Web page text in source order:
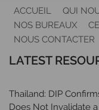
ACCUEIL QUI
NOS BUREAUX
NOUS CONTACTER
LATEST
Thailand: DIP
Does Not Invalidate